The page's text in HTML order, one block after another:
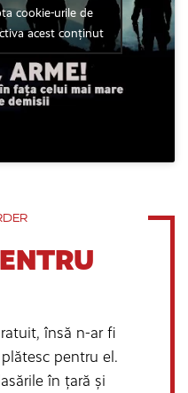
cookie-urile de
acest conținut
însă n-ar fi
pentru el.
în țară și